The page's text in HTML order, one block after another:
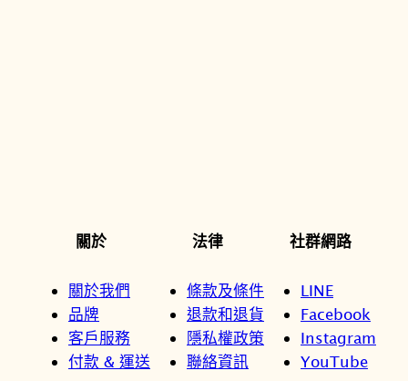
關於
關於我們
品牌
客戶服務
付款 & 運送
法律
條款及條件
退款和退貨
隱私權政策
聯絡資訊
社群網路
LINE
Facebook
Instagram
YouTube